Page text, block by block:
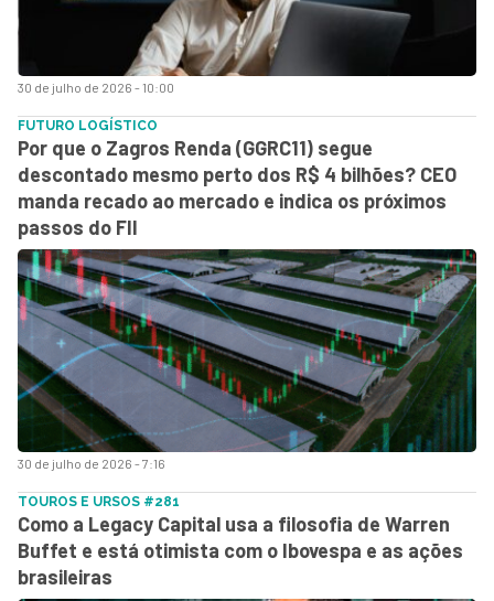
30 de julho de 2026 - 10:00
30 de julho de 2026 - 7:16
FUTURO LOGÍSTICO
Por que o Zagros Renda (GGRC11) segue
descontado mesmo perto dos R$ 4 bilhões? CEO
manda recado ao mercado e indica os próximos
passos do FII
TOUROS E URSOS #281
Como a Legacy Capital usa a filosofia de Warren
Buffet e está otimista com o Ibovespa e as ações
brasileiras